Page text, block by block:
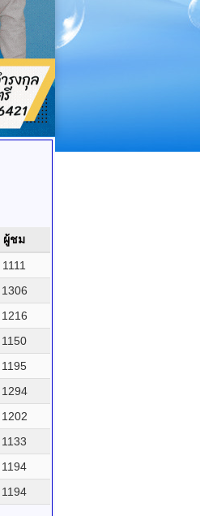
ผู้ชม
1111
1306
1216
1150
1195
1294
1202
1133
1194
1194